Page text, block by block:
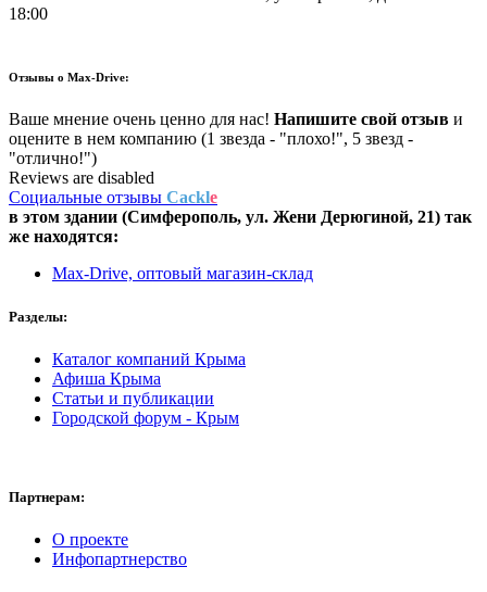
18:00
Отзывы о Max-Drive:
Ваше мнение очень ценно для нас! Напишите свой отзыв и
оцените в нем компанию (1 звезда - "плохо!", 5 звезд -
"отлично!")
Reviews are disabled
Социальные отзывы Cackle
в этом здании (Симферополь, ул. Жени Дерюгиной, 21) так
же находятся:
Max-Drive, оптовый магазин-склад
Разделы:
Каталог компаний Крыма
Афиша Крыма
Статьи и публикации
Городской форум - Крым
Партнерам:
О проекте
Инфопартнерство